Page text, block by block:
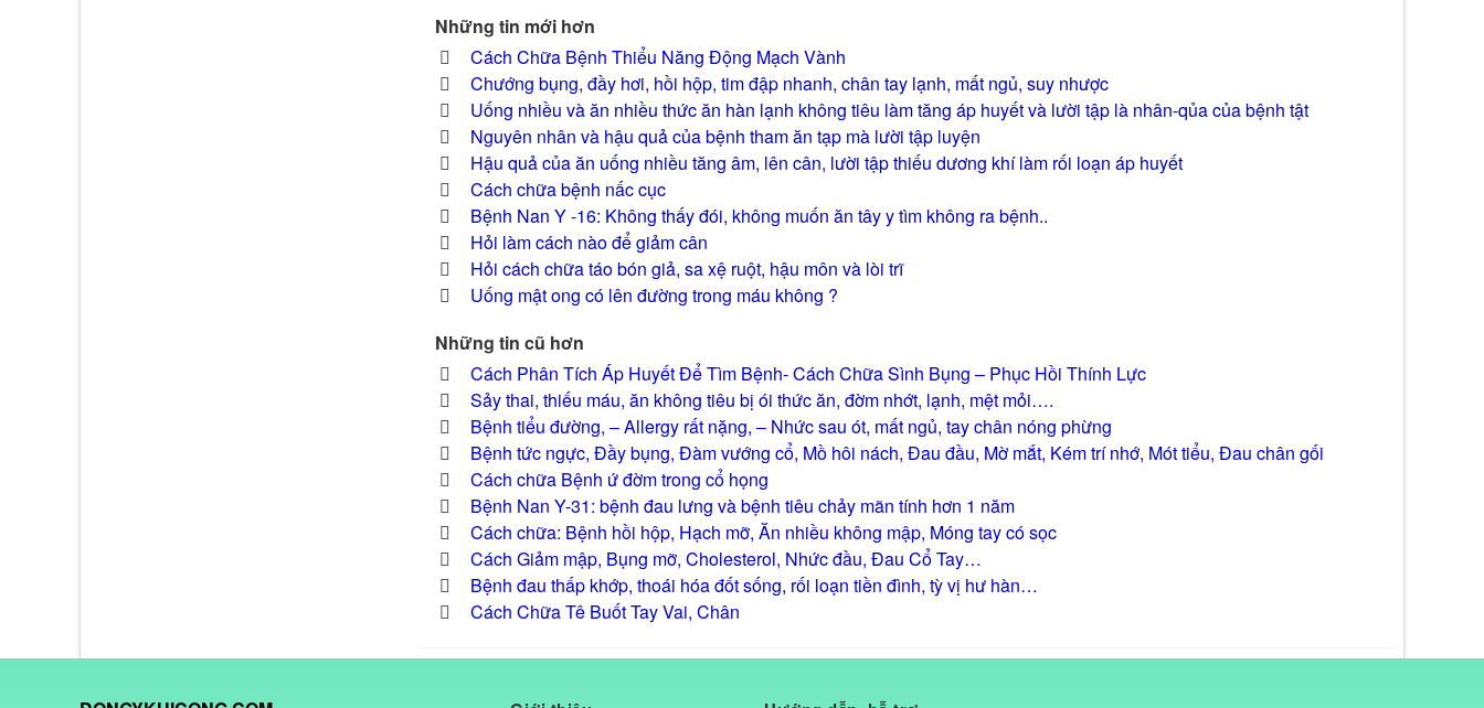
Những tin mới hơn
Cách Chữa Bệnh Thiểu Năng Động Mạch Vành
Chướng bụng, đầy hơi, hồi hộp, tim đập nhanh, chân tay lạnh, mất ngủ, suy nhược
Uống nhiều và ăn nhiều thức ăn hàn lạnh không tiêu làm tăng áp huyết và lười tập là nhân-qủa của bệnh tật
Nguyên nhân và hậu quả của bệnh tham ăn tạp mà lười tập luyện
Hậu quả của ăn uống nhiều tăng âm, lên cân, lười tập thiếu dương khí làm rối loạn áp huyết
Cách chữa bệnh nấc cục
Bệnh Nan Y -16: Không thấy đói, không muốn ăn tây y tìm không ra bệnh..
Hỏi làm cách nào để giảm cân
Hỏi cách chữa táo bón giả, sa xệ ruột, hậu môn và lòi trĩ
Uống mật ong có lên đường trong máu không ?
Những tin cũ hơn
Cách Phân Tích Áp Huyết Để Tìm Bệnh- Cách Chữa Sình Bụng – Phục Hồi Thính Lực
Sảy thai, thiếu máu, ăn không tiêu bị ói thức ăn, đờm nhớt, lạnh, mệt mỏi….
Bệnh tiểu đường, – Allergy rất nặng, – Nhức sau ót, mất ngủ, tay chân nóng phừng
Bệnh tức ngực, Đầy bụng, Đàm vướng cổ, Mồ hôi nách, Đau đầu, Mờ mắt, Kém trí nhớ, Mót tiểu, Đau chân gối
Cách chữa Bệnh ứ đờm trong cổ họng
Bệnh Nan Y-31: bệnh đau lưng và bệnh tiêu chảy mãn tính hơn 1 năm
Cách chữa: Bệnh hồi hộp, Hạch mỡ, Ăn nhiều không mập, Móng tay có sọc
Cách Giảm mập, Bụng mỡ, Cholesterol, Nhức đầu, Đau Cổ Tay…
Bệnh đau thấp khớp, thoái hóa đốt sống, rối loạn tiền đình, tỳ vị hư hàn…
Cách Chữa Tê Buốt Tay Vai, Chân